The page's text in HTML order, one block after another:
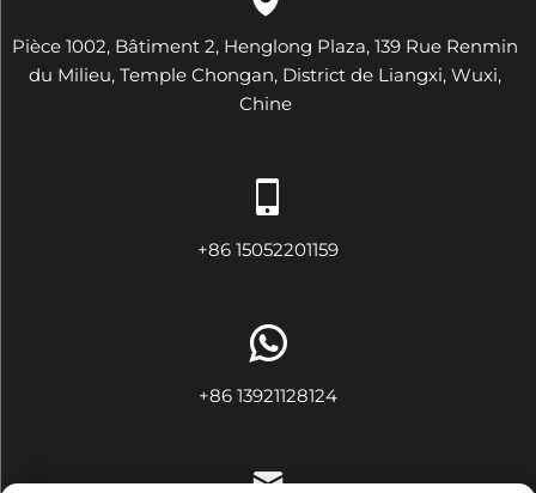
Pièce 1002, Bâtiment 2, Henglong Plaza, 139 Rue Renmin
du Milieu, Temple Chongan, District de Liangxi, Wuxi,
Chine
+86 15052201159
+86 13921128124